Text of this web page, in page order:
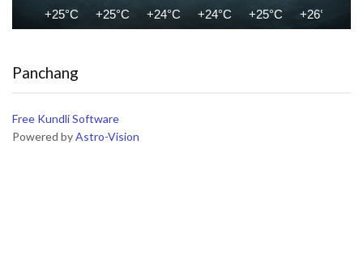
+25°C +25°C +24°C +24°C +25°C +26°C
Panchang
Free Kundli Software
Powered byAstro-Vision